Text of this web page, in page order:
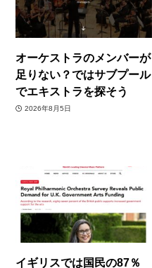
オーケストラのメンバーが
足りない？ではサブプール
でエキストラを探そう
2026年8月5日
イギリスでは国民の87％